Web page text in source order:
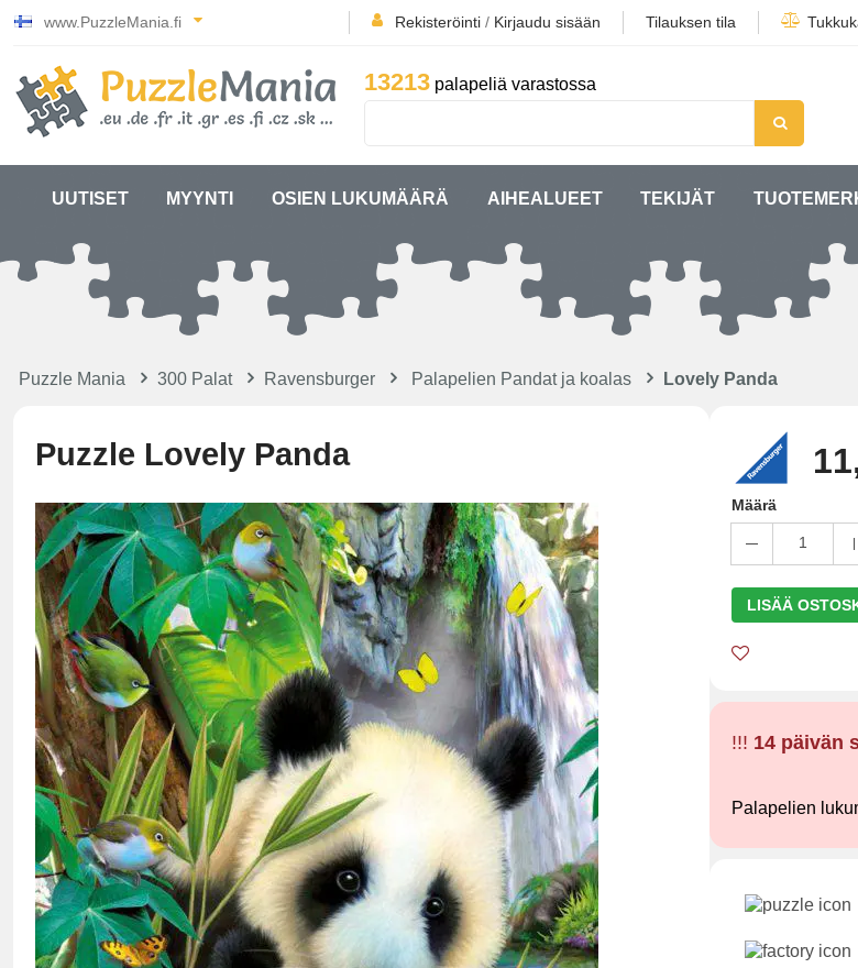
www.PuzzleMania.fi Rekisteröinti / Kirjaudu sisään Tilauksen tila
13213 palapeliä varastossa
UUTISET MYYNTI OSIEN LUKUMÄÄRÄ AIHEALUEET TEKIJÄT
Puzzle Mania 300 Palat Ravensburger Palapelien Pandat ja koalas Lovely Panda
Puzzle Lovely Panda
Määrä
1
LISÄÄ
!!! 14 päivän
Palapelien